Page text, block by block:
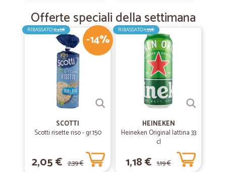
Offerte speciali della settimana
-14%
RIBASSATO2,45€
SCOTTI
Scotti risette riso - gr.150
2,05 € 2,39 €
RIBASSATO1,35€
HEINEKEN
Heineken Original lattina 33
cl
1,18 € 1,19 €